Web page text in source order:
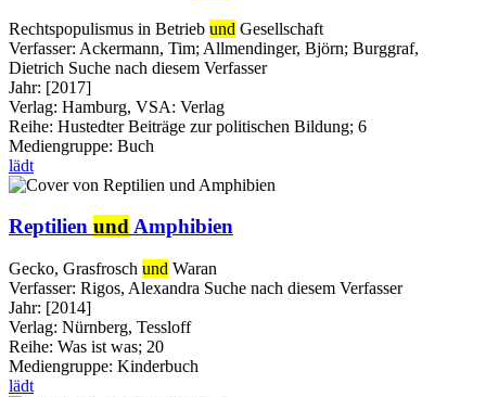
Rechtspopulismus in Betrieb und Gesellschaft
Verfasser: Ackermann, Tim; Allmendinger, Björn; Burggraf,
Dietrich Suche nach diesem Verfasser
Jahr: [2017]
Verlag: Hamburg, VSA: Verlag
Reihe: Hustedter Beiträge zur politischen Bildung; 6
Mediengruppe: Buch
lädt
Reptilien undAmphibien
Gecko, Grasfrosch und Waran
Verfasser: Rigos, Alexandra Suche nach diesem Verfasser
Jahr: [2014]
Verlag: Nürnberg, Tessloff
Reihe: Was ist was; 20
Mediengruppe: Kinderbuch
lädt